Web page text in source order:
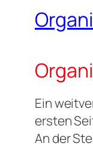
Ein
ersten
An der